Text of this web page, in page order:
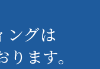
ングは
ます。